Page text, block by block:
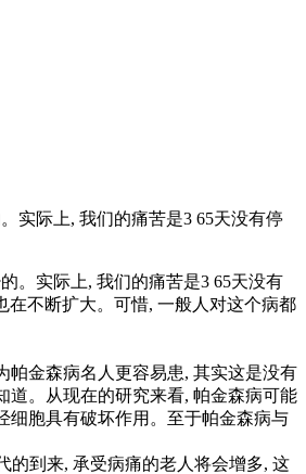
实际上, 我们的痛苦是3 65天没有停
。实际上, 我们的痛苦是3 65天没有
在不断扩大。可惜, 一般人对这个病都
金森病名人更容易患, 其实这是没有
道。从现在的研究来看, 帕金森病可能
细胞具有破坏作用。至于帕金森病与
到来, 承受病痛的老人将会增多, 这